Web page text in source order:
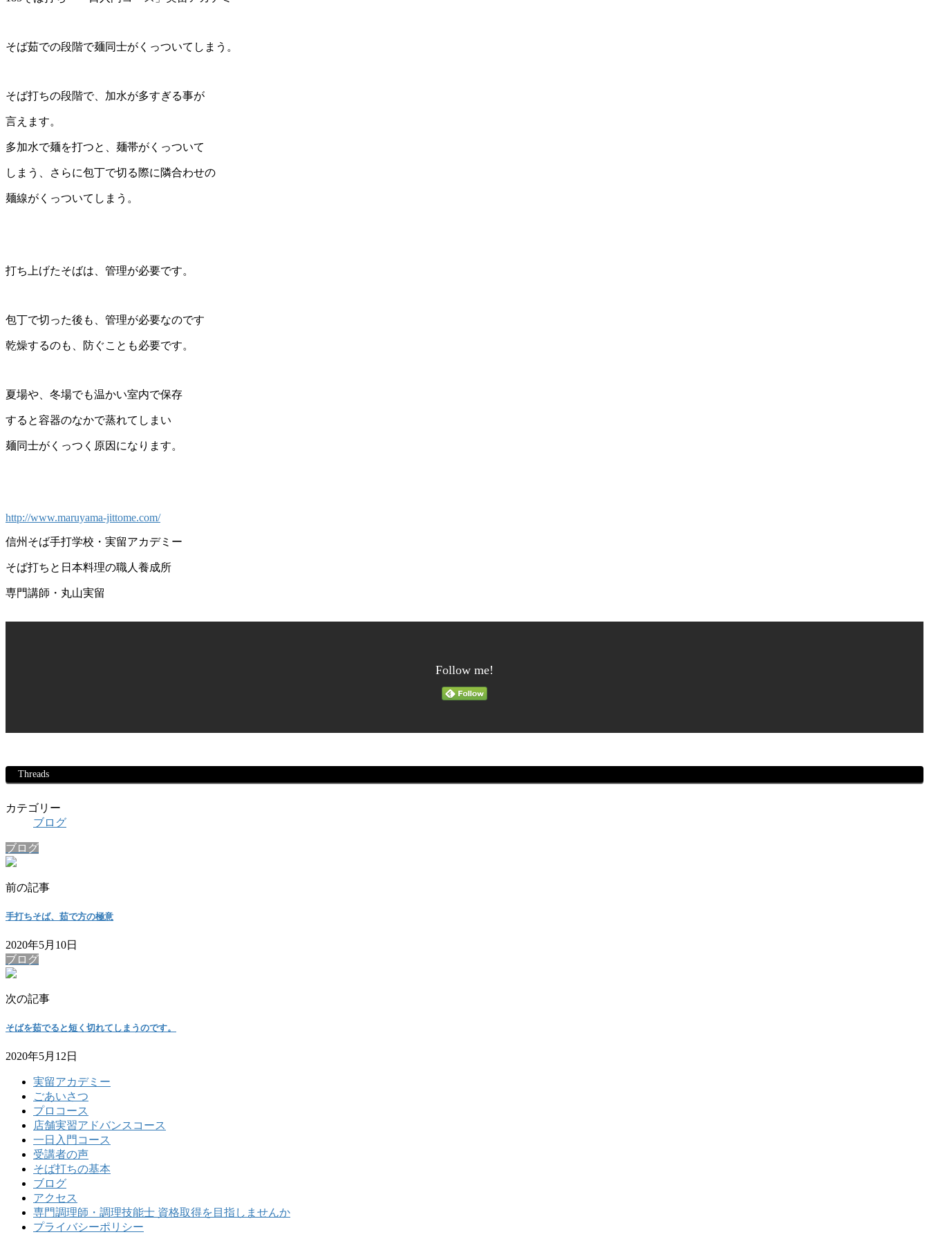
そば茹での段階で麺同士がくっついてしまう。
そば打ちの段階で、加水が多すぎる事が
言えます。
多加水で麺を打つと、麺帯がくっついて
しまう、さらに包丁で切る際に隣合わせの
麺線がくっついてしまう。
打ち上げたそばは、管理が必要です。
包丁で切った後も、管理が必要なのです
乾燥するのも、防ぐことも必要です。
夏場や、冬場でも温かい室内で保存
すると容器のなかで蒸れてしまい
麺同士がくっつく原因になります。
http://www.maruyama-jittome.com/
信州そば手打学校・実留アカデミー
そば打ちと日本料理の職人養成所
専門講師・丸山実留
Follow me!
Threads
カテゴリー
ブログ
ブログ
前の記事
手打ちそば、茹で方の極意
2020年5月10日
ブログ
次の記事
そばを茹でると短く切れてしまうのです。
2020年5月12日
実留アカデミー
ごあいさつ
プロコース
店舗実習アドバンスコース
一日入門コース
受講者の声
そば打ちの基本
ブログ
アクセス
専門調理師・調理技能士 資格取得を目指しませんか
プライバシーポリシー